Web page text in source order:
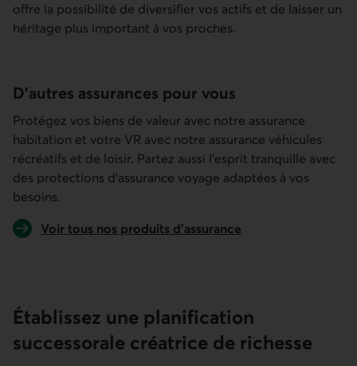
offre la possibilité de diversifier vos actifs et de laisser un
héritage plus important à vos proches.
D’autres assurances pour vous
Protégez vos biens de valeur avec notre assurance
habitation et votre VR avec notre assurance véhicules
récréatifs et de loisir. Partez aussi l’esprit tranquille avec
des protections d’assurance voyage adaptées à vos
besoins.
Voir tous nos produits d’assurance
Établissez une planification
successorale créatrice de richesse